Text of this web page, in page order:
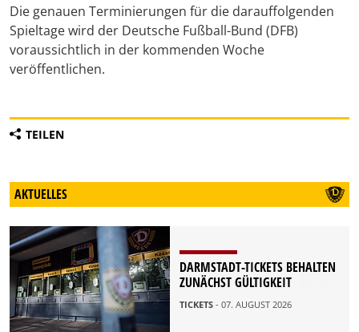
Die genauen Terminierungen für die darauffolgenden
Spieltage wird der Deutsche Fußball-Bund (DFB)
voraussichtlich in der kommenden Woche
veröffentlichen.
TEILEN
AKTUELLES
DARMSTADT-TICKETS BEHALTEN
ZUNÄCHST GÜLTIGKEIT
TICKETS - 07. AUGUST 2026